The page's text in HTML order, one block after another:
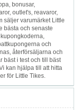
bonusar,
outlet's, reavaror,
säljer varumärket Little
bästa och senaste
och
återförsäljarna och
bäst i test och till bäst
kan hjälpa till att hitta
för Little Tikes.